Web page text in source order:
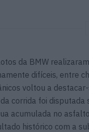
da BMW
difíceis, entre
voltou a
corrida foi disputada
acumulada no
histórico com a